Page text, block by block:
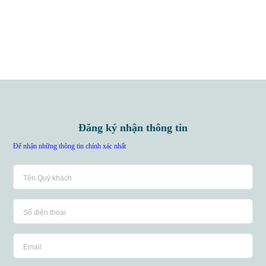
Đăng ký nhận thông tin
Để nhận những thông tin chính xác nhất